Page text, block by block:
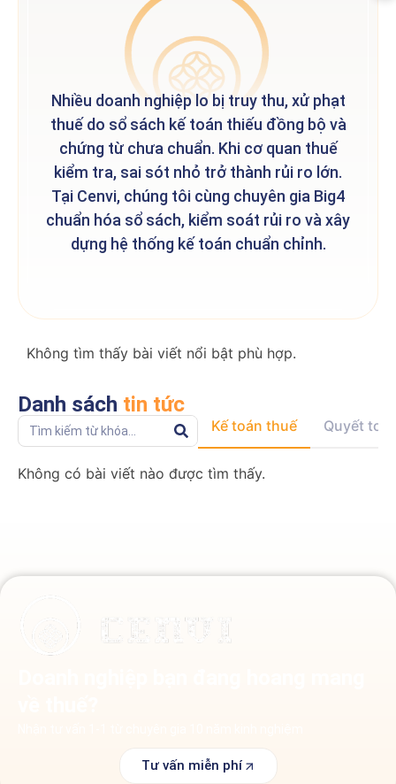
Nhiều doanh nghiệp lo bị truy thu, xử phạt
thuếdo sổ sách kế toán thiếu đồng bộ và
chứng từ chưa chuẩn. Khi cơ quan thuế
kiểm tra, sai sót nhỏ trở thành rủi ro lớn.
Tại Cenvi, chúng tôi cùng chuyên gia Big4
chuẩn hóa sổ sách, kiểm soát rủi ro và xây
dựng hệ thống kế toán chuẩn chỉnh.
Không tìm thấy bài viết nổi bật phù hợp.
Danh sách tin tức
Kế toán thuế Quyết
Không có bài viết nào được tìm thấy.
Tư vấn miễn phí